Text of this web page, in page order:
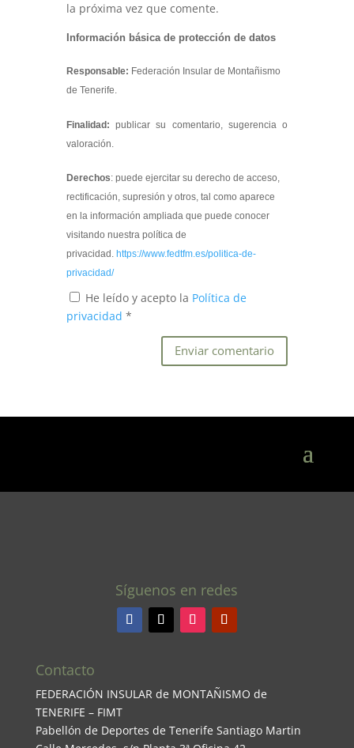
la próxima vez que comente.
Información básica de protección de datos
Responsable: Federación Insular de Montañismo
de Tenerife.
Finalidad: publicar su comentario, sugerencia o
valoración.
Derechos: puede ejercitar su derecho de acceso,
rectificación, supresión y otros, tal como aparece
en la información ampliada que puede conocer
visitando nuestra política de
privacidad. https://www.fedtfm.es/politica-de-
privacidad/
He leído y acepto la Política de
privacidad *
Síguenos en redes
Contacto
FEDERACIÓN INSULAR de MONTAÑISMO de
TENERIFE – FIMT
Pabellón de Deportes de Tenerife Santiago Martin